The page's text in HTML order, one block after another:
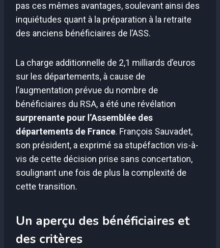
pas ces mêmes avantages, soulevant ainsi des
inquiétudes quant à la préparation à la retraite
des anciens bénéficiaires de l’ASS.
La charge additionnelle de 2,1 milliards d’euros
sur les départements, à cause de
l’augmentation prévue du nombre de
bénéficiaires du RSA, a été une révélation
surprenante pour l’Assemblée des
départements de France. François Sauvadet,
son président, a exprimé sa stupéfaction vis-à-
vis de cette décision prise sans concertation,
soulignant une fois de plus la complexité de
cette transition.
Un aperçu des bénéficiaires et
des critères